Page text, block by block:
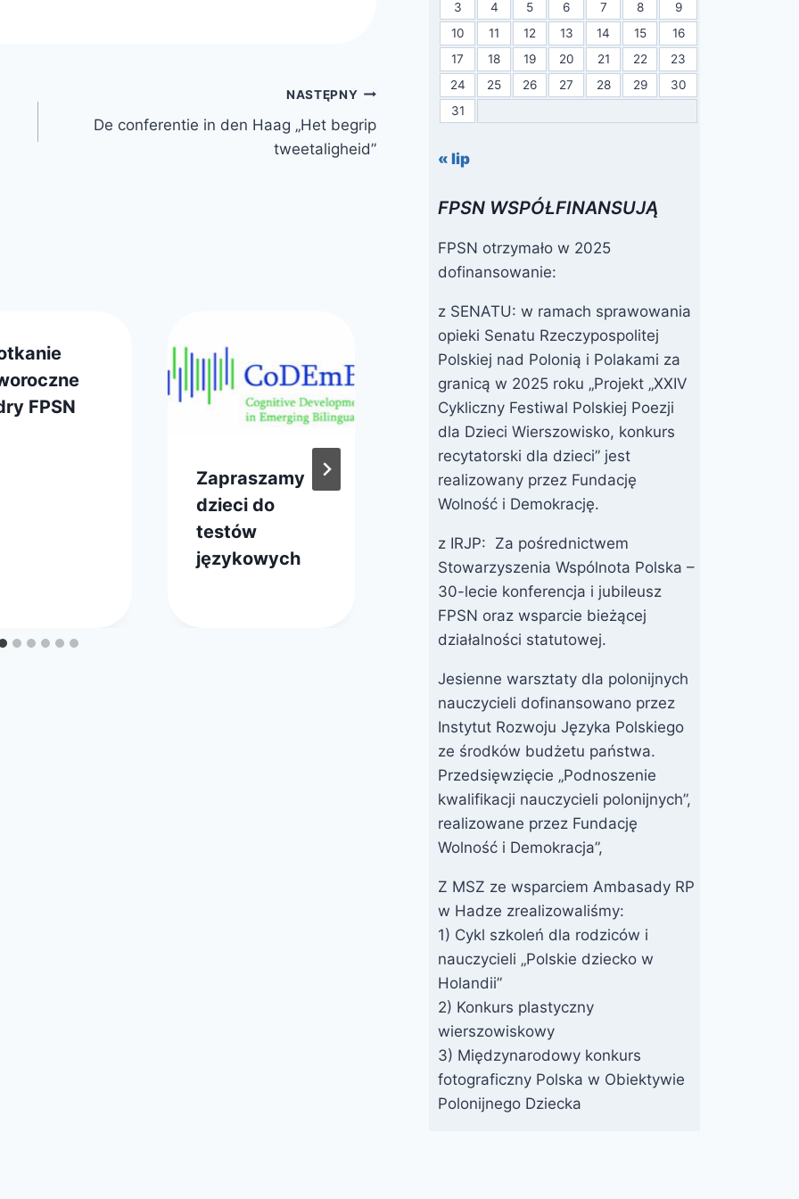
NASTĘPNY
De conferentie in den Haag „Het begrip
tweetaligheid”
FPSN
Zapraszamy
dzieci do
testów
językowych
V Zjazd Polonii
Świata
Przez
webmaster
zarząd
21 listopada 2018
w Nijmegen
Przez
FPSN
12 września 2013
3 4 5 6 7 8
9
10
11 12 13 14 15
16
17
18 19 20 21 22
23
24
25 26 27 28 29
30
31
« lip
FPSN WSPÓŁFINANSUJĄ
FPSN otrzymało w 2025
dofinansowanie:
z SENATU: w ramach sprawowania
opieki Senatu Rzeczypospolitej
Polskiej nad Polonią i Polakami za
granicą w 2025 roku „Projekt „XXIV
Cykliczny Festiwal Polskiej Poezji
dla Dzieci Wierszowisko, konkurs
recytatorski dla dzieci” jest
realizowany przez Fundację
Wolność i Demokrację.
z IRJP: Za pośrednictwem
Stowarzyszenia Wspólnota Polska –
30-lecie konferencja i jubileusz
FPSN oraz wsparcie bieżącej
działalności statutowej.
Jesienne warsztaty dla polonijnych
nauczycieli dofinansowano przez
Instytut Rozwoju Języka Polskiego
ze środków budżetu państwa.
Przedsięwzięcie „Podnoszenie
kwalifikacji nauczycieli polonijnych”,
realizowane przez Fundację
Wolność i Demokracja”,
Z MSZ ze wsparciem Ambasady RP
w Hadze zrealizowaliśmy:
1) Cykl szkoleń dla rodziców i
nauczycieli „Polskie dziecko w
Holandii”
2) Konkurs plastyczny
wierszowiskowy
3) Międzynarodowy konkurs
fotograficzny Polska w Obiektywie
Polonijnego Dziecka